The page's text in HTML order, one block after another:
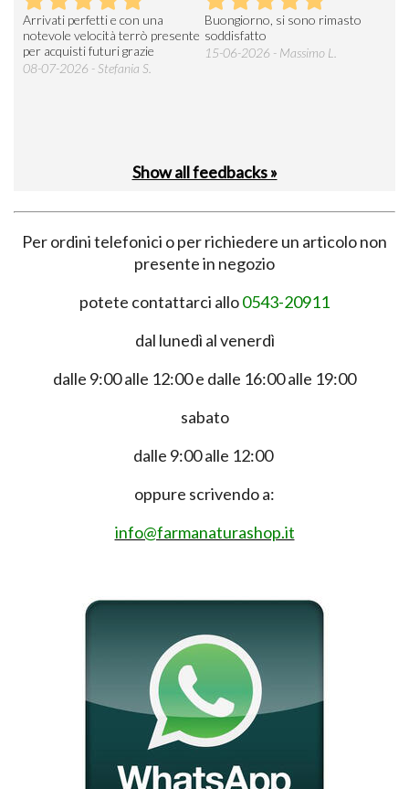
Arrivati perfetti e con una
notevole velocità terrò presente
per acquisti futuri grazie
08-07-2026 - Stefania S.
Buongiorno, si sono rimasto
soddisfatto
15-06-2026 - Massimo L.
Show all feedbacks »
Per ordini telefonici o per richiedere un articolo non
presente in negozio
potete contattarci allo0543-20911
dal lunedì al venerdì
dalle 9:00 alle 12:00 e dalle 16:00 alle 19:00
sabato
dalle 9:00 alle 12:00
oppure scrivendo a:
info@farmanaturashop.it